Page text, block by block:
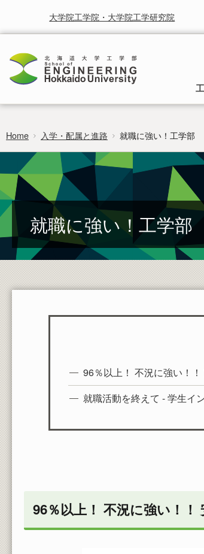
大学院工学院・大学院工学研究院
工学部の理念
北海道大学工学部は，人類の生活をより快適
することを使命として取り組まれるべき学問
通じて社会に貢献することを基本理念として
ポリシー・取組・評価
入学から卒業までのご案内
入試の種類と募集方法，入学
学部への移行，卒業後の進路
内します。
フロンティア入試
編入学・学士入学募集
過去の試験問題
非正規生出願要項
就学と授業に関する情報
時間割
行事予定
カリキュラムマップ
卒業論文
証明書のご請求・発行
郵送依頼される方、卒業・修了さ
お知らせ
受賞
広報
研究・産学連携
北海道大学研究シーズ集
研究者総覧システム
researchmap
Home 入学・配属と進路 就職に強い！工学部
就職に強い！工学部
96％以上！ 不況に強い！
就職活動を終えて - 学生イ
96％以上！ 不況に強い！！